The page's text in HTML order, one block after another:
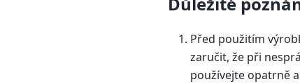
Před použitím
zaručit, že při
používejte opatrně